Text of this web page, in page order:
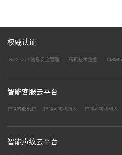
权威认证
ISO27001信息安全管理 高新技术企业 CMMI5
智能客服云平台
智能客服系统 智能问答机器人 智能问答机器人
智能声纹云平台